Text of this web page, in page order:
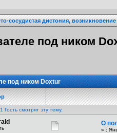
сосудистая дистония,
под ником
под ником Doxtur
Гость смотрят эту тему.
О
« :